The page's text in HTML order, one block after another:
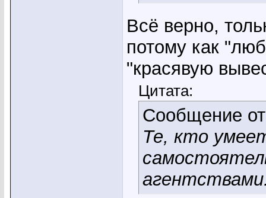
Всё верно,
потому как
"красявую
Цитата:
Сообщение
Те, кто